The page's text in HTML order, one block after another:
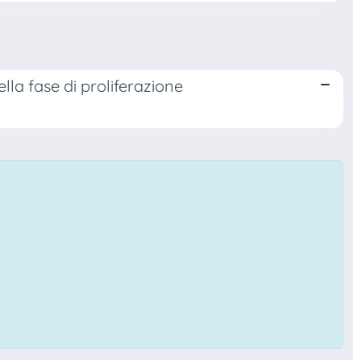
fase di proliferazione